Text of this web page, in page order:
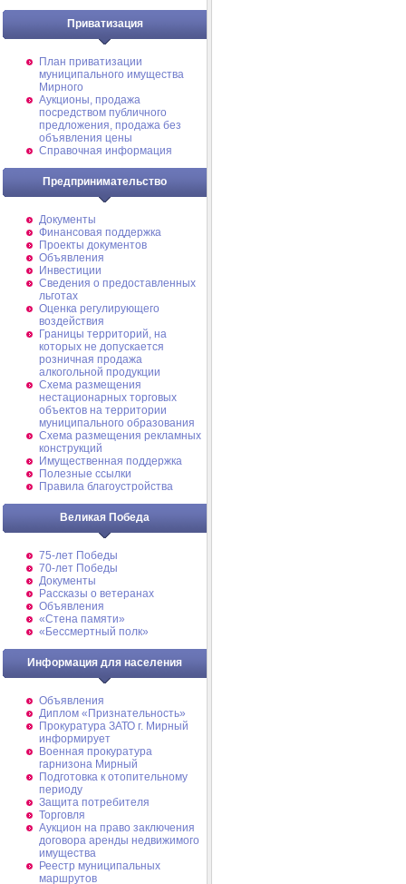
Приватизация
План приватизации
муниципального имущества
Мирного
Аукционы, продажа
посредством публичного
предложения, продажа без
объявления цены
Справочная информация
Предпринимательство
Документы
Финансовая поддержка
Проекты документов
Объявления
Инвестиции
Сведения о предоставленных
льготах
Оценка регулирующего
воздействия
Границы территорий, на
которых не допускается
розничная продажа
алкогольной продукции
Схема размещения
нестационарных торговых
объектов на территории
муниципального образования
Схема размещения рекламных
конструкций
Имущественная поддержка
Полезные ссылки
Правила благоустройства
Великая Победа
75-лет Победы
70-лет Победы
Документы
Рассказы о ветеранах
Объявления
«Стена памяти»
«Бессмертный полк»
Информация для населения
Объявления
Диплом «Признательность»
Прокуратура ЗАТО г. Мирный
информирует
Военная прокуратура
гарнизона Мирный
Подготовка к отопительному
периоду
Защита потребителя
Торговля
Аукцион на право заключения
договора аренды недвижимого
имущества
Реестр муниципальных
маршрутов